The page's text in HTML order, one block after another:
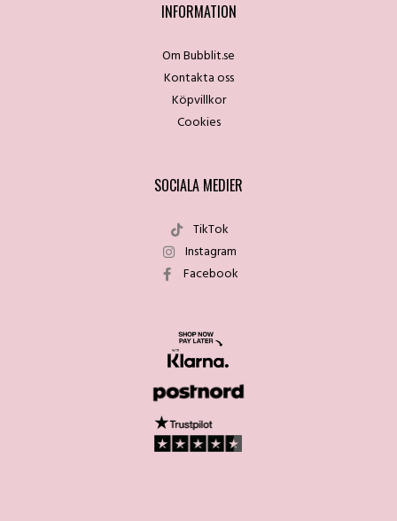
INFORMATION
Om Bubblit.se
Kontakta oss
Köpvillkor
Cookies
SOCIALA MEDIER
TikTok
Instagram
Facebook